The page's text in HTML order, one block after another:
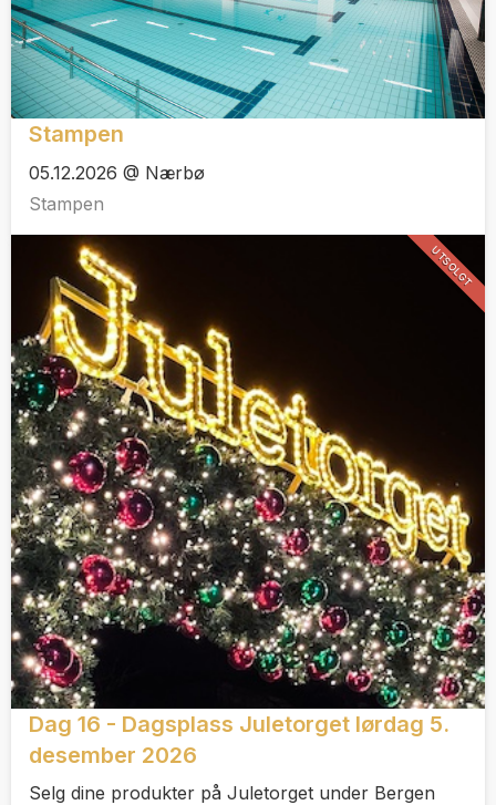
Stampen
05.12.2026 @ Nærbø
Stampen
Dag 16 - Dagsplass Juletorget lørdag 5.
desember 2026
Selg dine produkter på Juletorget under Bergen
UTSOLGT